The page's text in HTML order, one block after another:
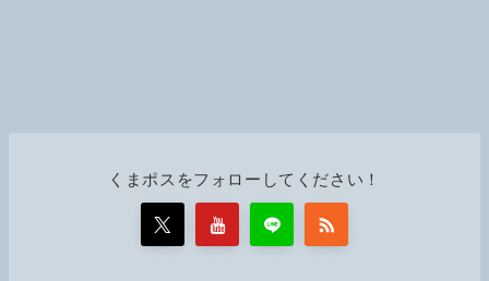
くまポスをフォローしてください！